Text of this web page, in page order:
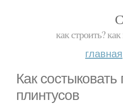
как строить?
главная
Как
плинтусов